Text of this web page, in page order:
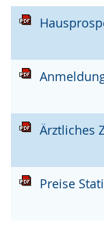
Ärztliches
Preise